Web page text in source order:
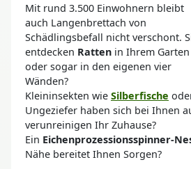
Mit rund 3.500 Einwohnern bleibt
auch Langenbrettach von
Schädlingsbefall nicht verschont.
entdecken Ratten in Ihrem Garten
oder sogar in den eigenen vier
Wänden?
Kleininsekten wie Silberfische
Ungeziefer haben sich bei Ihnen
verunreinigen Ihr Zuhause?
Ein Eichenprozessionsspinner-
Nähe bereitet Ihnen Sorgen?